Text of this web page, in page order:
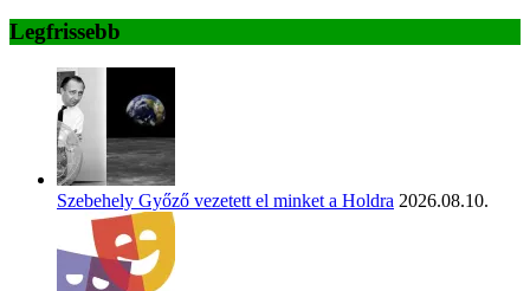
Legfrissebb
Szebehely Győző vezetett el minket a Holdra 2026.08.10.